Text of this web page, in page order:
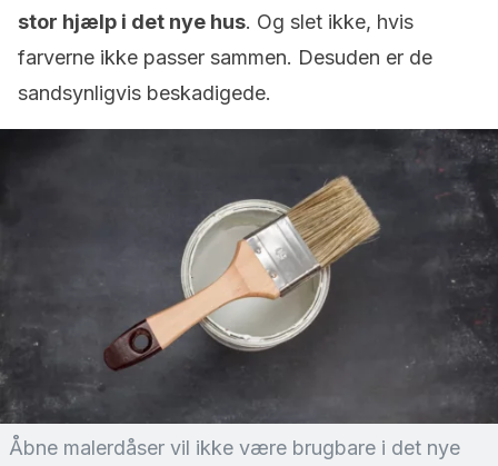
stor hjælp i det nye hus. Og slet ikke, hvis
farverne ikke passer sammen. Desuden er de
sandsynligvis beskadigede.
Åbne malerdåser vil ikke være brugbare i det nye